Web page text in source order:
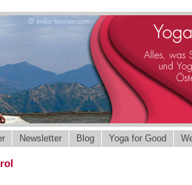
Newsletter Blog Yoga for Good